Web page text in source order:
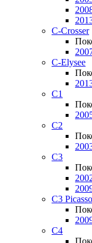
C-Crosser
C-Elysee
C1
C2
C3
C3 Picasso
C4